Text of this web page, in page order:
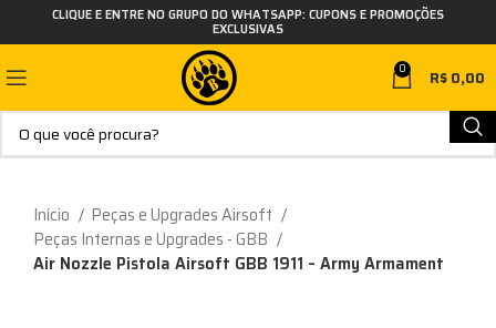
CLIQUE E ENTRE NO GRUPO DO WHATSAPP: CUPONS E PROMOÇÕES
EXCLUSIVAS
0 R$0,00
Início
Peças e Upgrades Airsoft
Peças Internas e Upgrades - GBB
Air Nozzle Pistola Airsoft GBB 1911 – Army Armament